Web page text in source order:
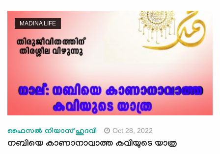
MADINA LIFE
ഫൈസല്‍ നിയാസ് ഹുദവി Oct 28, 2022
നബിയെ കാണാനാവാത്ത കവിയുടെ യാത്ര